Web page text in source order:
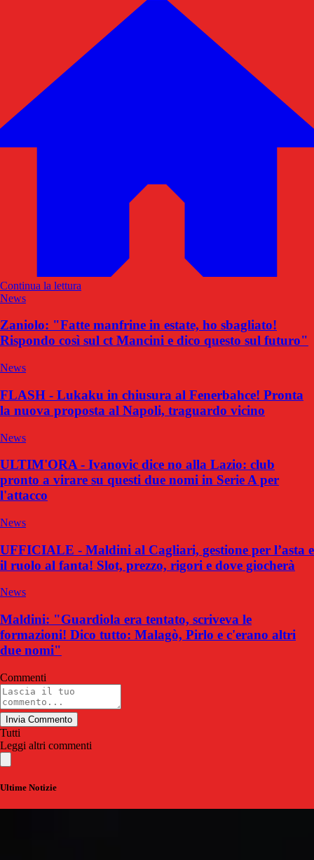
Continua la lettura
News
Zaniolo: "Fatte manfrine in estate, ho sbagliato!
Rispondo così sul ct Mancini e dico questo sul futuro"
News
FLASH - Lukaku in chiusura al Fenerbahce! Pronta
la nuova proposta al Napoli, traguardo vicino
News
ULTIM'ORA - Ivanovic dice no alla Lazio: club
pronto a virare su questi due nomi in Serie A per
l'attacco
News
UFFICIALE - Maldini al Cagliari, gestione per l’asta e
il ruolo al fanta! Slot, prezzo, rigori e dove giocherà
News
Maldini: "Guardiola era tentato, scriveva le
formazioni! Dico tutto: Malagò, Pirlo e c'erano altri
due nomi"
Commenti
Invia Commento
Tutti
Leggi altri commenti
Ultime Notizie